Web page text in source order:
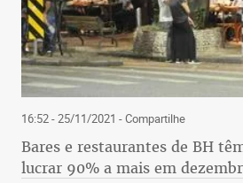
16:52 - 25/11/2021 - Compartilhe
Bares e restaurantes de BH
lucrar 90% a mais em